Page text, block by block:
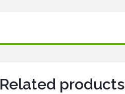
Related products